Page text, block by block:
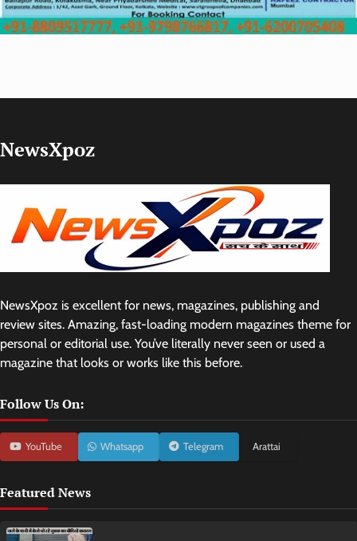
NewsXpoz
NewsXpoz is excellent for news, magazines, publishing and
review sites. Amazing, fast-loading modern magazines theme for
personal or editorial use. You’ve literally never seen or used a
magazine that looks or works like this before.
Follow Us On:
YouTube Whatsapp Telegram Arattai
Featured News